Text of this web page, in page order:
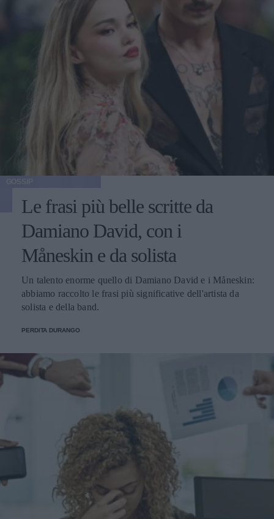
Le frasi più belle scritte da
Damiano David, con i
Måneskin e da solista
Un talento enorme quello di Damiano David e i Måneskin:
abbiamo raccolto le frasi più significative dell'artista da
solista e della band.
PERDITA DURANGO